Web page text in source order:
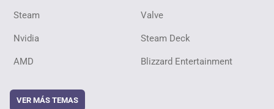
Steam Valve
Nvidia Steam Deck
AMD Blizzard Entertainment
VER MÁS TEMAS